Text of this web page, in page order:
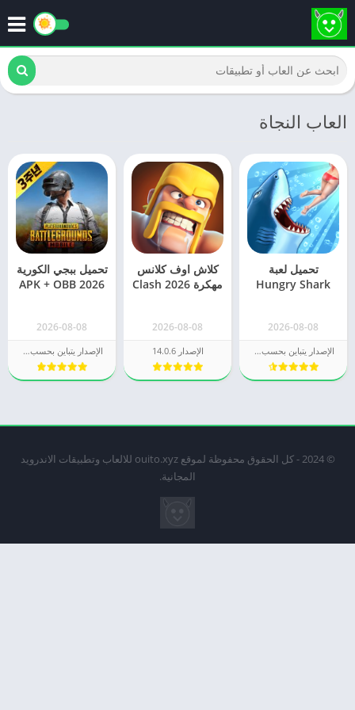
العاب النجاة
تحميل لعبة
Hungry Shark
2026-08-08
الإصدار يتباين بحسب الجهاز
كلاش اوف كلانس
مهكرة 2026 Clash
2026-08-08
الإصدار 14.0.6
تحميل ببجي الكورية
APK + OBB 2026
2026-08-08
الإصدار يتباين بحسب الجهاز
© 2024 - كل الحقوق محفوظة لموقع ouito.xyz للالعاب وتطبيقات الاندرويد
المجانية.